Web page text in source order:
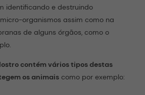
identificando e destruindo
organismos assim como na
de alguns órgãos, como o
contém vários tipos destas
os animais como por exemplo: